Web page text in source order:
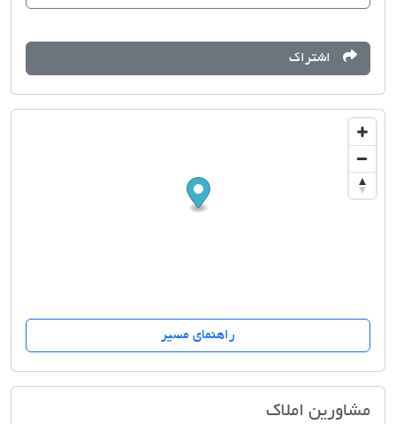
اشتراک
راهنمای مسیر
مشاورین املاکفروش زمین دکتر عطایی